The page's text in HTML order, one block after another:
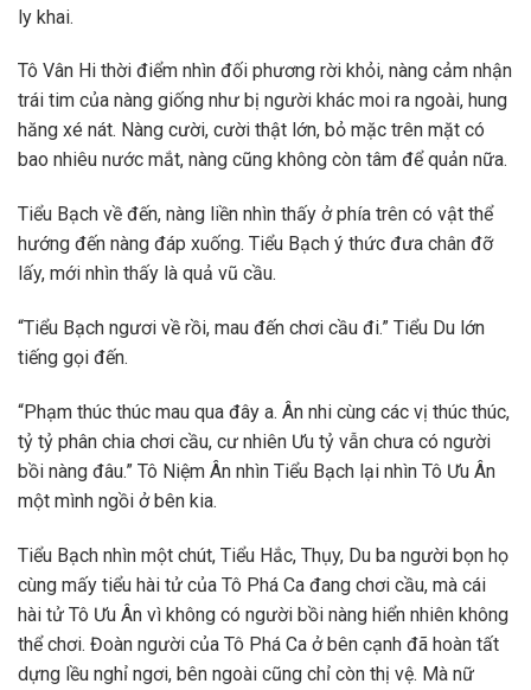
ly khai.
Tô Vân Hi thời điểm nhìn đối phương rời khỏi, nàng cảm nhận
trái tim của nàng giống như bị người khác moi ra ngoài, hung
hăng xé nát. Nàng cười, cười thật lớn, bỏ mặc trên mặt có
bao nhiêu nước mắt, nàng cũng không còn tâm để quản nữa.
Tiểu Bạch về đến, nàng liền nhìn thấy ở phía trên có vật thể
hướng đến nàng đáp xuống. Tiểu Bạch ý thức đưa chân đỡ
lấy, mới nhìn thấy là quả vũ cầu.
“Tiểu Bạch ngươi về rồi, mau đến chơi cầu đi.” Tiểu Du lớn
tiếng gọi đến.
“Phạm thúc thúc mau qua đây a. Ân nhi cùng các vị thúc thúc,
tỷ tỷ phân chia chơi cầu, cư nhiên Ưu tỷ vẫn chưa có người
bồi nàng đâu.” Tô Niệm Ân nhìn Tiểu Bạch lại nhìn Tô Ưu Ân
một mình ngồi ở bên kia.
Tiểu Bạch nhìn một chút, Tiểu Hắc, Thụy, Du ba người bọn họ
cùng mấy tiểu hài tử của Tô Phá Ca đang chơi cầu, mà cái
hài tử Tô Ưu Ân vì không có người bồi nàng hiển nhiên không
thể chơi. Đoàn người của Tô Phá Ca ở bên cạnh đã hoàn tất
dựng lều nghỉ ngơi, bên ngoài cũng chỉ còn thị vệ. Mà nữ